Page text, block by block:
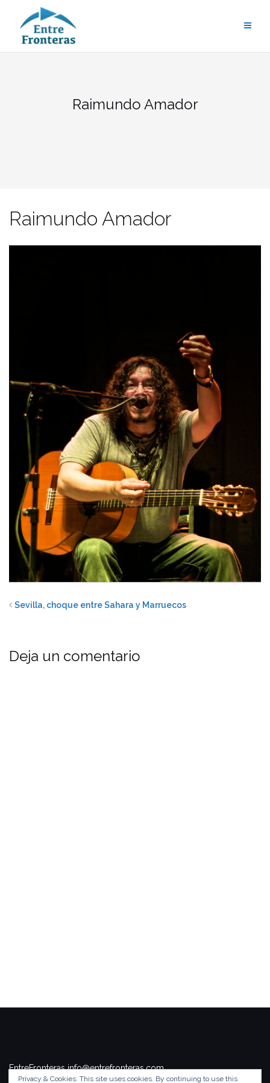
contenido
Raimundo Amador
Raimundo Amador
Sevilla, choque entre Sahara y Marruecos
Deja un comentario
EntreFronteras info@entrefronteras.com
Privacy & Cookies: This site uses cookies. By continuing to use this